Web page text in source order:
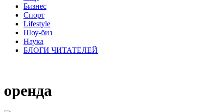
Бизнес
Спорт
Lifestyle
Шоу-биз
Наука
БЛОГИ ЧИТАТЕЛЕЙ
оренда